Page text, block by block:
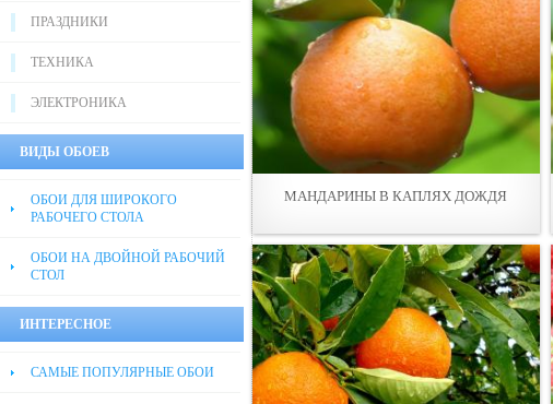
ПРАЗДНИКИ
ТЕХНИКА
ЭЛЕКТРОНИКА
ВИДЫ ОБОЕВ
ОБОИ ДЛЯ ШИРОКОГО
РАБОЧЕГО СТОЛА
ОБОИ НА ДВОЙНОЙ РАБОЧИЙ
СТОЛ
ИНТЕРЕСНОЕ
САМЫЕ ПОПУЛЯРНЫЕ ОБОИ
МАНДАРИНЫ В КАПЛЯX ДOЖДЯ